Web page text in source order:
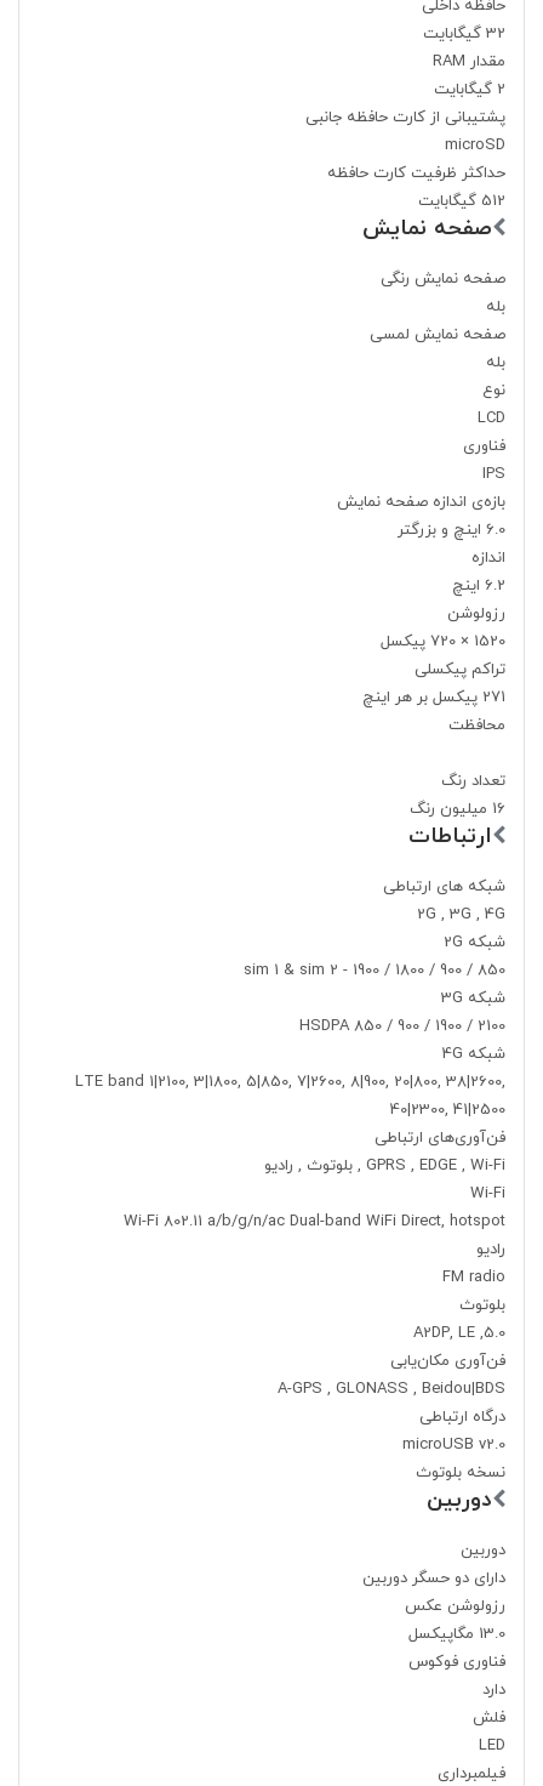
حافظه داخلی
32 گیگابایت
مقدار RAM
2 گیگابایت
پشتیبانی از کارت حافظه جانبی
microSD
حداکثر ظرفیت کارت حافظه
512 گیگابایت
صفحه نمایش
صفحه نمایش رنگی
بله
صفحه نمایش لمسی
بله
نوع
LCD
فناوری
IPS
بازه‌ی اندازه صفحه نمایش
6.0 اینچ و بزرگتر
اندازه
6.2 اینچ
رزولوشن
1520 × 720 پیکسل
تراکم پیکسلی
271 پیکسل بر هر اینچ
محافظت
تعداد رنگ
16 میلیون رنگ
ارتباطات
شبکه های ارتباطی
2G , 3G , 4G
شبکه 2G
850 / 900 / 1800 / 1900 - sim 1 & sim 2
شبکه 3G
HSDPA 850 / 900 / 1900 / 2100
شبکه 4G
LTE band 1|2100, 3|1800, 5|850, 7|2600, 8|900, 20|800, 38|2600,
40|2300, 41|2500
فن‌آوری‌های ارتباطی
GPRS , EDGE , Wi-Fi , بلوتوث , رادیو
Wi-Fi
Wi-Fi 802.11 a/b/g/n/ac Dual-band WiFi Direct, hotspot
رادیو
FM radio
بلوتوث
5.0, A2DP, LE
فن‌آوری مکان‌یابی
A-GPS , GLONASS , Beidou|BDS
درگاه ارتباطی
microUSB v2.0
نسخه بلوتوث
دوربین
دوربین
دارای دو حسگر دوربین
رزولوشن عکس
13.0 مگاپیکسل
فناوری فوکوس
دارد
فلش
LED
فیلمبرداری